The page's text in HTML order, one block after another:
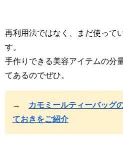
再利用法ではなく、まだ使って
す。
手作りできる美容アイテムの分
てあるのでぜひ。
→
カモミールティーバッグ
ておきをご紹介